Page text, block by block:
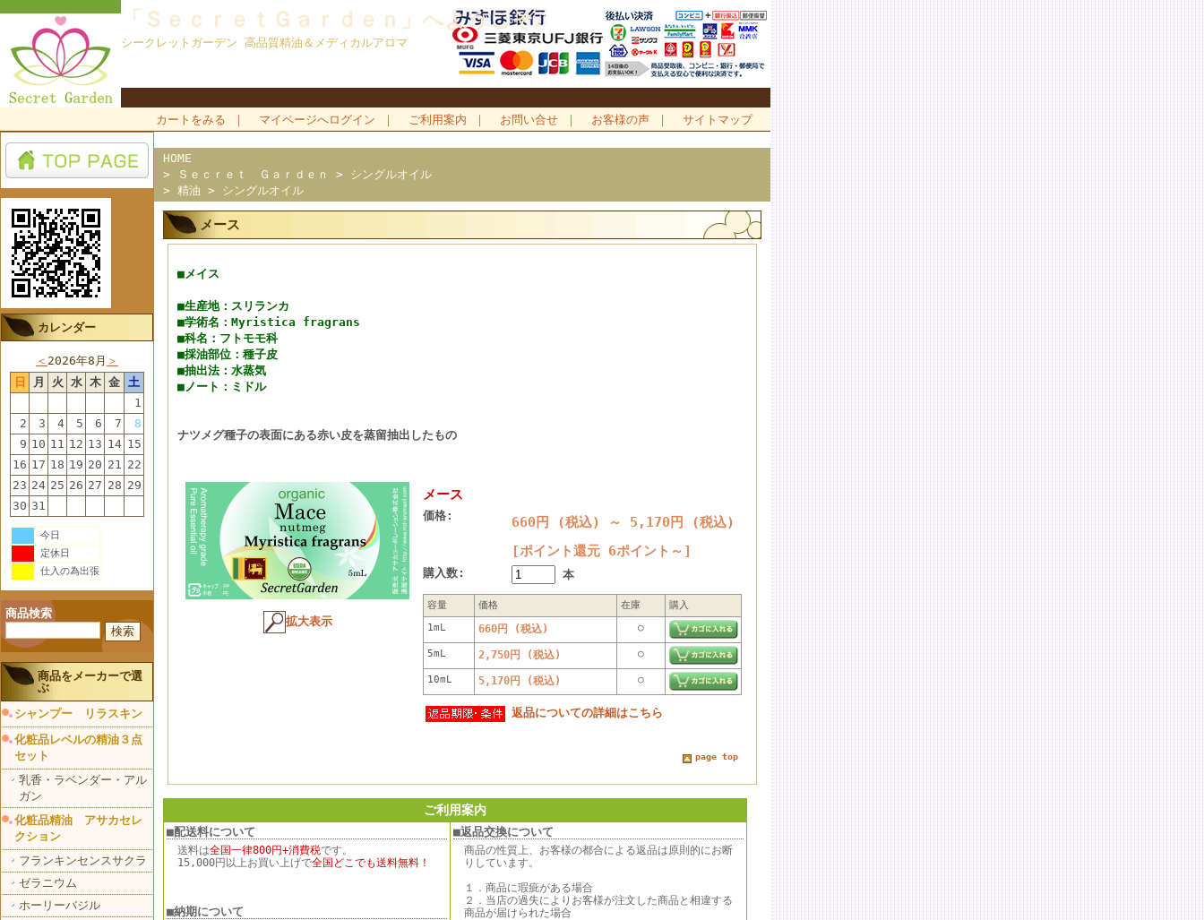
「ＳｅｃｒｅｔＧａｒｄｅｎ」へようこそ♪
シークレットガーデン 高品質精油＆メディカルアロマ
カートをみる ｜ マイページへログイン ｜ ご利用案内 ｜ お問い合せ ｜ お客様の声 ｜ サイトマップ
カレンダー
＜ 2026年8月 ＞
日
月 火 水 木 金 土
1
2
3 4 5 6 7
8
9 10 11 12 13 14 15
16 17 18 19 20 21 22
23 24 25 26 27 28 29
30 31
今日
定休日
仕入の為出張
商品検索
商品をメーカーで選
ぶ
シャンプー リラスキン
化粧品レベルの精油３点
セット
乳香・ラベンダー・アル
ガン
化粧品精油 アサカセレ
クション
フランキンセンスサクラ
ゼラニウム
ホーリーバジル
HOME
>
Ｓｅｃｒｅｔ Ｇａｒｄｅｎ > シングルオイル
> 精油 > シングルオイル
メース
■メイス
■生産地：スリランカ
■学術名：Myristica fragrans
■科名：フトモモ科
■採油部位：種子皮
■抽出法：水蒸気
■ノート：ミドル
ナツメグ種子の表面にある赤い皮を蒸留抽出したもの
拡大表示
メース
価格: 660円 (税込) ～
5,170円 (税込)
[ポイント還元 6ポイント～]
購入数: 本
容量 価格 在庫
購入
1mL
660円 (税込) ○
5mL 2,750円 (税込) ○
10mL 5,170円 (税込) ○
返品についての詳細はこちら
page top
ご利用案内
■配送料について
送料は全国一律800円+消費税です。
15,000円以上お買い上げで全国どこでも送料無料！
■納期について
■返品交換について
商品の性質上、お客様の都合による返品は原則的にお断
りしています。
１．商品に瑕疵がある場合
２．当店の過失によりお客様が注文した商品と相違する
商品が届けられた場合